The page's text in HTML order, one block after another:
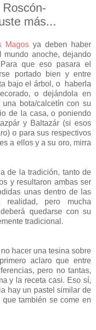
más...
Magos ya deben haber
mundo anoche, dejando
que eso pasara el
portado bien y entre
bajo el árbol, o haberla
o dejándola en
bota/calcetín con su
de la casa, o poniendo
y Baltazár (si esos
o para sus respectivos
a ellos y a su oro, mirra
de la tradición, tanto de
y resultaron ambas ser
unas dentro de las
realidad, pero mucha
quedarse con su
tradicional.
hacer una tesina sobre
aclaro que entre
pero no tantas,
y la receta casi. Eso sí,
hay un pastel similar de
también se come en